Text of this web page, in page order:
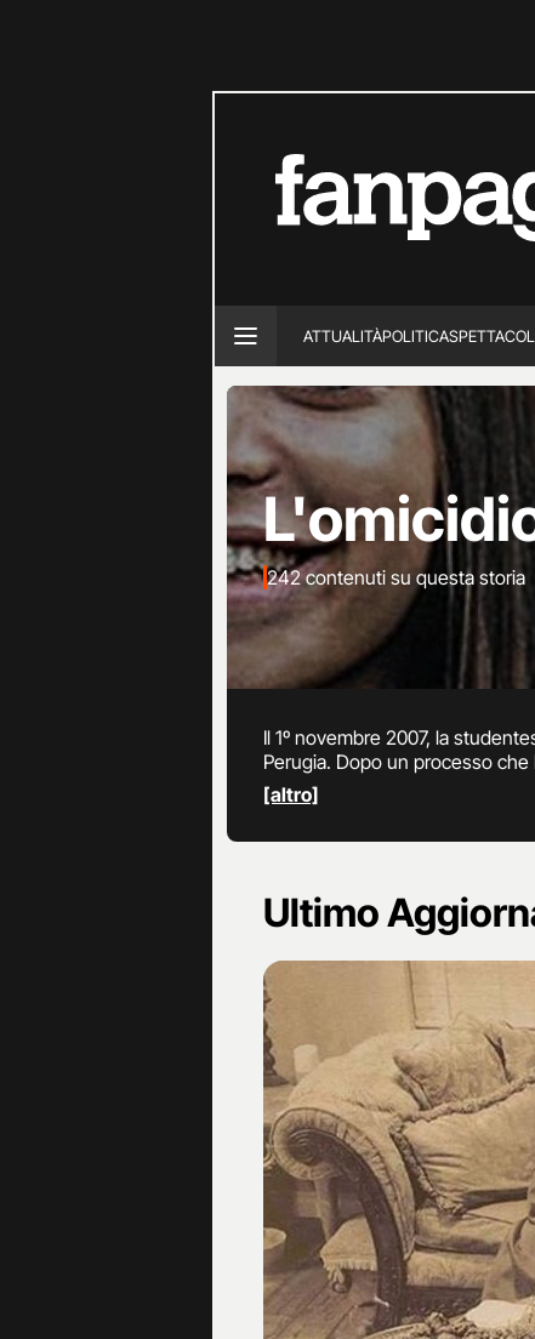
ATTUALITÀPOLITICA
242 contenuti su questa storia
Il 1º novembre 2007, la
Perugia. Dopo un processo che
Sollecito, l'unico condannato
[altro]
Ultimo